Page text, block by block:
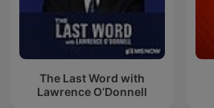
The Last Word with
Lawrence O’Donnell